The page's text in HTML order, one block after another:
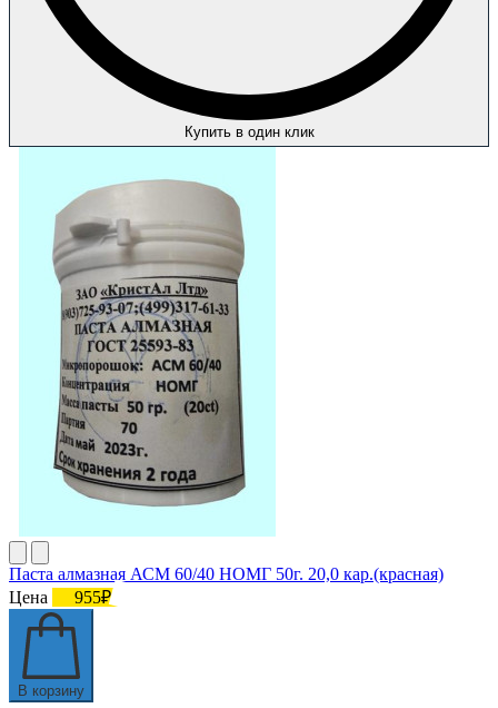
Купить в один клик
Паста алмазная АСМ 60/40 НОМГ 50г. 20,0 кар.(красная)
Цена
955₽
В корзину